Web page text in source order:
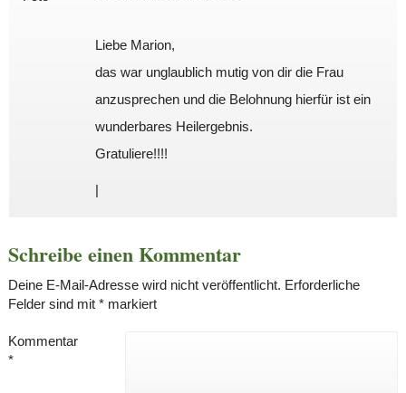
Liebe Marion,
das war unglaublich mutig von dir die Frau
anzusprechen und die Belohnung hierfür ist ein
wunderbares Heilergebnis.
Gratuliere!!!!
|
Schreibe einen Kommentar
Deine E-Mail-Adresse wird nicht veröffentlicht. Erforderliche
Felder sind mit *markiert
Kommentar
*